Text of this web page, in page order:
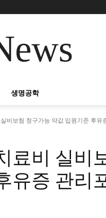
생명공학
비보험 청구가능 약값 입원기준 후유
료비 실비
유증 관리